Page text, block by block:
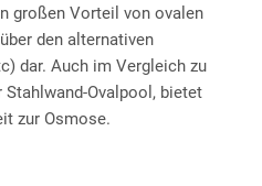
großen Vorteil von ovalen
den alternativen
dar. Auch im Vergleich zu
Stahlwand-Ovalpool, bietet
zur Osmose.